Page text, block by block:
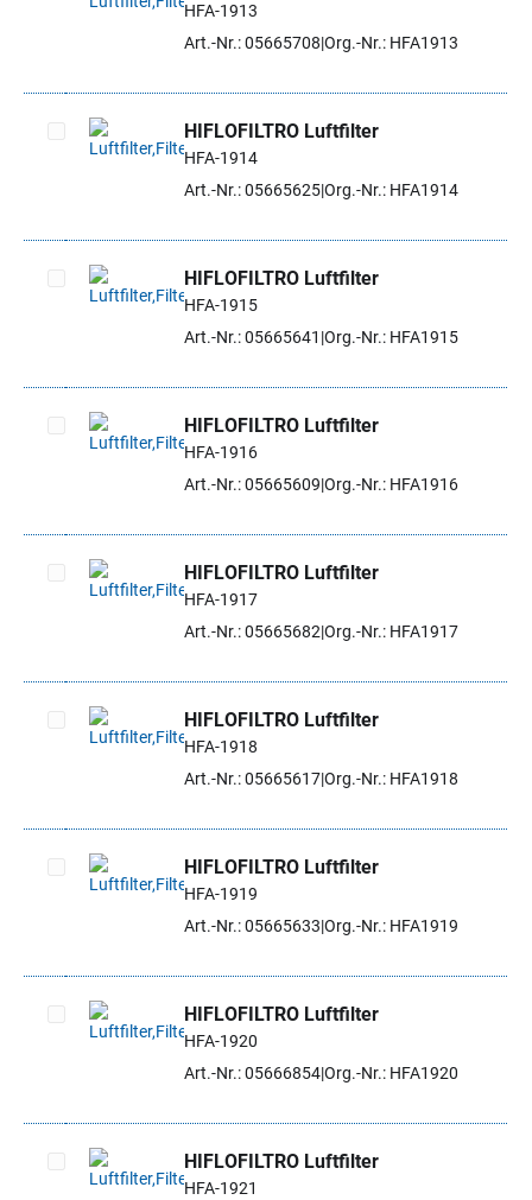
Artikel auswählen
HFA-1913
Art.-Nr.: 05665708 Org.-Nr.: HFA1913
Artikel auswählen
HIFLOFILTRO Luftfilter
HFA-1914
Art.-Nr.: 05665625Org.-Nr.: HFA1914
Artikel auswählen
HIFLOFILTRO Luftfilter
HFA-1915
Art.-Nr.: 05665641 Org.-Nr.: HFA1915
Artikel auswählen
HIFLOFILTRO Luftfilter
HFA-1916
Art.-Nr.: 05665609 Org.-Nr.: HFA1916
Artikel auswählen
HIFLOFILTRO Luftfilter
HFA-1917
Art.-Nr.: 05665682 Org.-Nr.: HFA1917
Artikel auswählen
HIFLOFILTRO Luftfilter
HFA-1918
Art.-Nr.: 05665617Org.-Nr.: HFA1918
Artikel auswählen
HIFLOFILTRO Luftfilter
HFA-1919
Art.-Nr.: 05665633 Org.-Nr.: HFA1919
Artikel auswählen
HIFLOFILTRO Luftfilter
HFA-1920
Art.-Nr.: 05666854Org.-Nr.: HFA1920
HIFLOFILTRO Luftfilter
HFA-1921